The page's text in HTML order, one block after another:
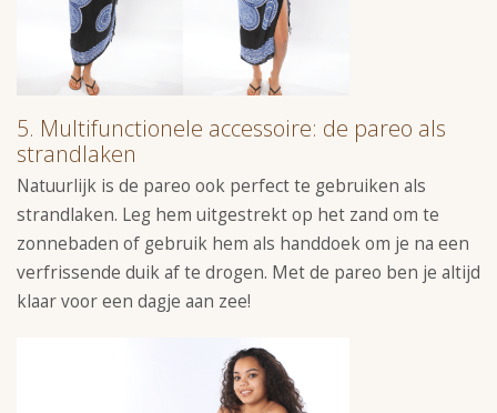
5. Multifunctionele accessoire: de pareo als
strandlaken
Natuurlijk is de pareo ook perfect te gebruiken als
strandlaken. Leg hem uitgestrekt op het zand om te
zonnebaden of gebruik hem als handdoek om je na een
verfrissende duik af te drogen. Met de pareo ben je altijd
klaar voor een dagje aan zee!